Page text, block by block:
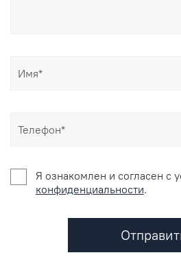
Я ознакомлен и согласен c
конфиденциальности.